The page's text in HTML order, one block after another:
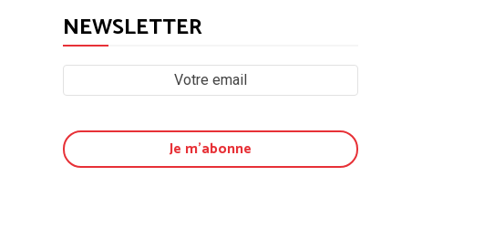
NEWSLETTER